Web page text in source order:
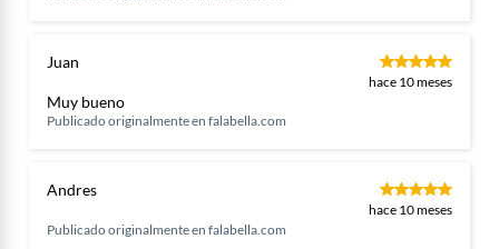
Juan
hace 10 meses
Muy bueno
Publicado originalmente en falabella.com
Andres
hace 10 meses
Publicado originalmente en falabella.com